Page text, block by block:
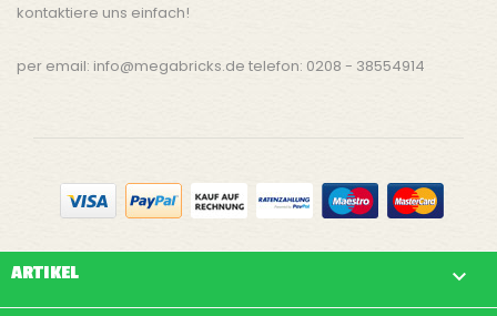
kontaktiere uns einfach!
per email: info@megabricks.de telefon: 0208 - 38554914
ARTIKEL 